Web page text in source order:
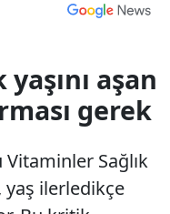
aşan
gerek
Vitaminler Sağlık
yaş ilerledikçe